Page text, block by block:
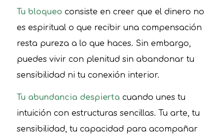
Tu bloqueo consiste en creer que el dinero no
es espiritual o que recibir una compensación
resta pureza a lo que haces. Sin embargo,
puedes vivir con plenitud sin abandonar tu
sensibilidad ni tu conexión interior.
Tu abundancia despierta cuando unes tu
intuición con estructuras sencillas. Tu arte, tu
sensibilidad, tu capacidad para acompañar